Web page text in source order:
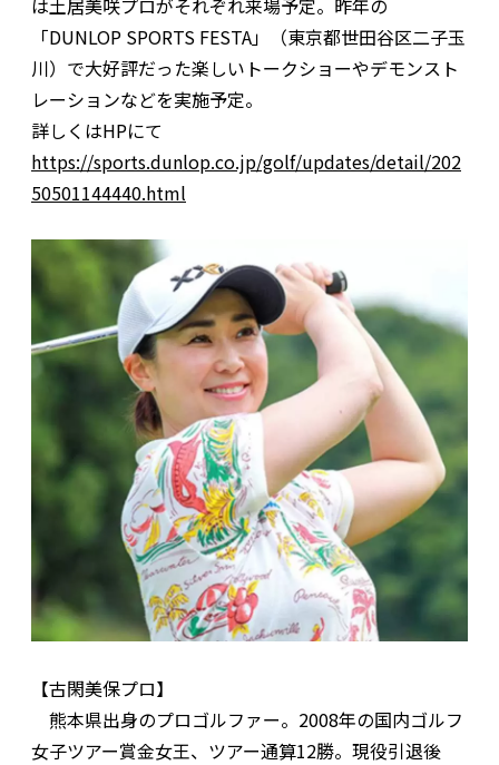
は土居美咲プロがそれぞれ来場予定。昨年の
「DUNLOP SPORTS FESTA」（東京都世田谷区二子玉
川）で大好評だった楽しいトークショーやデモンスト
レーションなどを実施予定。
詳しくはHPにて
https://sports.dunlop.co.jp/golf/updates/detail/202
50501144440.html
【古閑美保プロ】
熊本県出身のプロゴルファー。2008年の国内ゴルフ
女子ツアー賞金女王、ツアー通算12勝。現役引退後